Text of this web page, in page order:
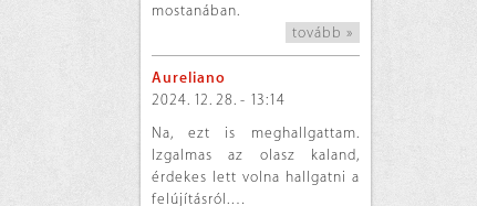
mostanában.
tovább »
Aureliano
2024. 12. 28. - 13:14
Na, ezt is meghallgattam.
Izgalmas az olasz kaland,
érdekes lett volna hallgatni a
felújításról.…